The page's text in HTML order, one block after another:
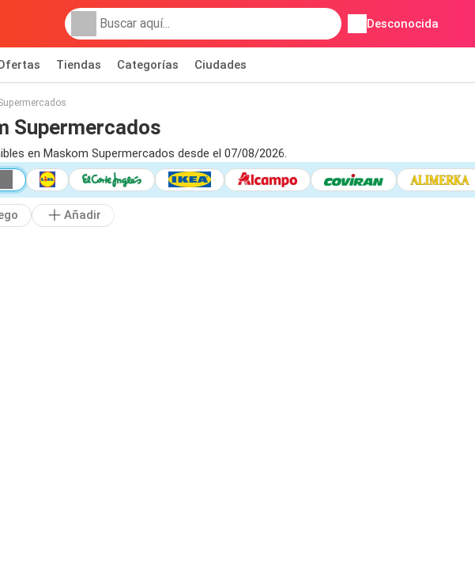
Desconocida
Tiendas Categorías Ciudades
Supermercados
en Maskom Supermercados desde el 07/08/2026.
Añadir